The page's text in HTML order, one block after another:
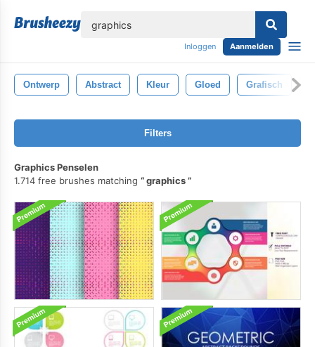
Inloggen Aanmelden
Ontwerp Abstract Kleur Gloed Grafisch
Filters
Graphics Penselen
1.714 free brushes matching
graphics